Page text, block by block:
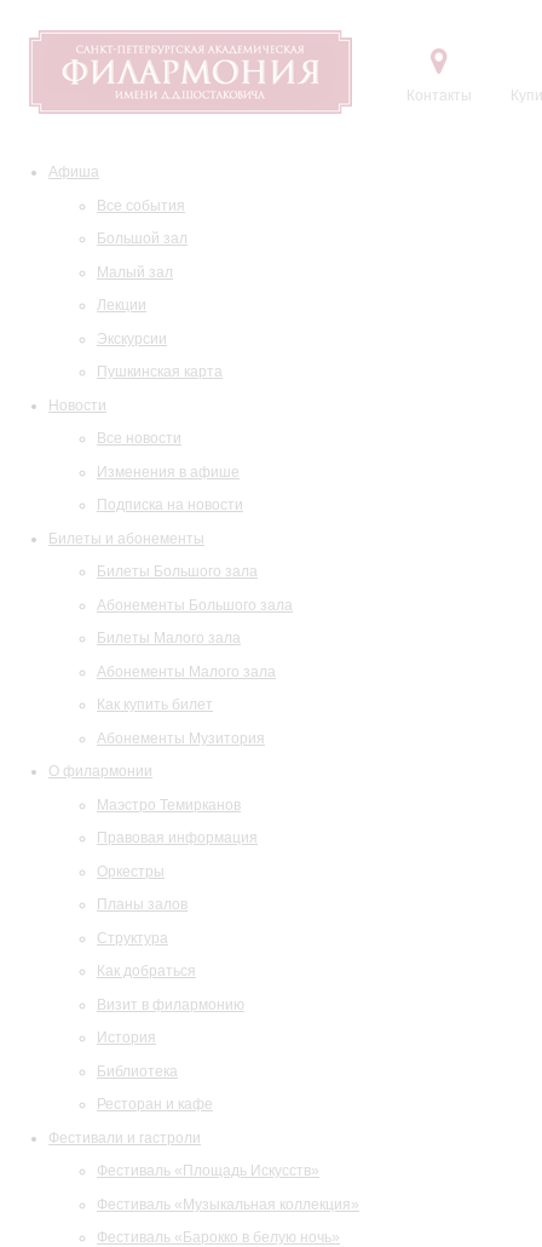
Контакты
Афиша
Все события
Большой зал
Малый зал
Лекции
Экскурсии
Пушкинская карта
Новости
Все новости
Изменения в афише
Подписка на новости
Билеты и абонементы
Билеты Большого зала
Абонементы Большого зала
Билеты Малого зала
Абонементы Малого зала
Как купить билет
Абонементы Музитория
О филармонии
Маэстро Темирканов
Правовая информация
Оркестры
Планы залов
Структура
Как добраться
Визит в филармонию
История
Библиотека
Ресторан и кафе
Фестивали и гастроли
Фестиваль «Площадь Искусств»
Фестиваль «Музыкальная коллекция»
Фестиваль «Барокко в белую ночь»